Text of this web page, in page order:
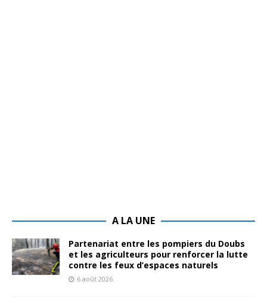
A LA UNE
Partenariat entre les pompiers du Doubs
et les agriculteurs pour renforcer la lutte
contre les feux d’espaces naturels
6 août 2026